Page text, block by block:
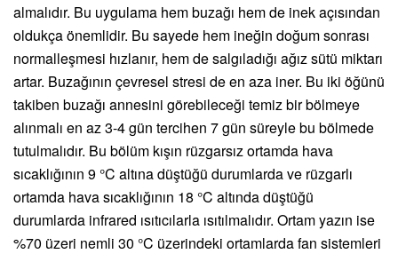
almalıdır. Bu uygulama hem buzağı hem de inek açısından
oldukça önemlidir. Bu sayede hem ineğin doğum sonrası
normalleşmesi hızlanır, hem de salgıladığı ağız sütü miktarı
artar. Buzağının çevresel stresi de en aza iner. Bu iki öğünü
takiben buzağı annesini görebileceği temiz bir bölmeye
alınmalı en az 3-4 gün tercihen 7 gün süreyle bu bölmede
tutulmalıdır. Bu bölüm kışın rüzgarsız ortamda hava
sıcaklığının 9 °C altına düştüğü durumlarda ve rüzgarlı
ortamda hava sıcaklığının 18 °C altında düştüğü
durumlarda infrared ısıtıcılarla ısıtılmalıdır. Ortam yazın ise
%70 üzeri nemli 30 °C üzerindeki ortamlarda fan sistemleri